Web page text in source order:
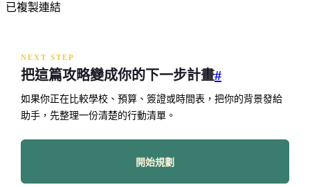
已複製連結
NEXT STEP
把這篇攻略變成你的下一步計畫#
如果你正在比較學校、預算、簽證或時間表，把你的背景發給
助手，先整理一份清楚的行動清單。
開始規劃